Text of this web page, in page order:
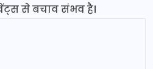
से बचाव संभव है।